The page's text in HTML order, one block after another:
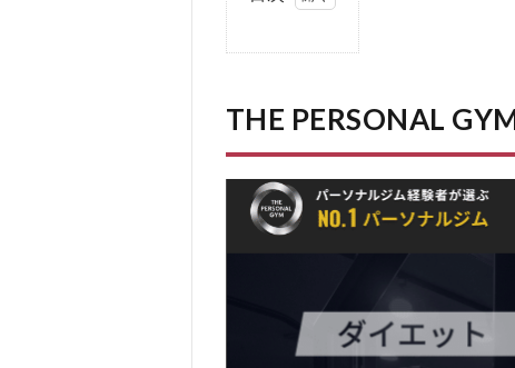
PERSONAL
ム)とは
2
THE
PERSONAL
GYM(ザ パ
ーソナル ジ
ム)の口コ
THE
PERSONAL
THE PERSONAL